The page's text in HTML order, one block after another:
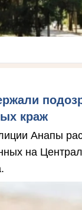
краж
Анапы
на